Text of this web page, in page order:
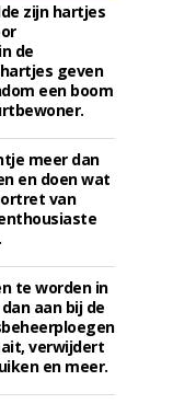
zijn hartjes
de
geven
een boom
meer dan
en doen wat
van
te worden in
aan bij de
verwijdert
en meer.